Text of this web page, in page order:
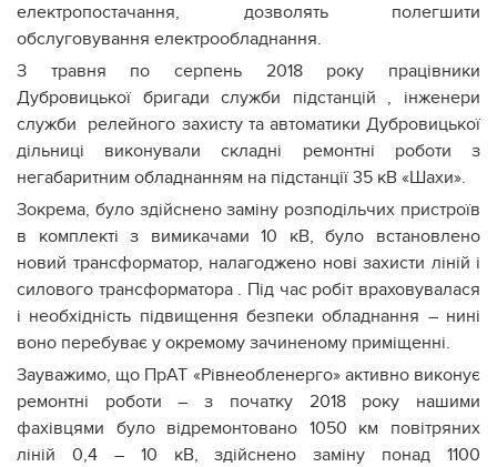
електропостачання, дозволять полегшити
обслуговування електрообладнання.
З травня по серпень 2018 року працівники
Дубровицької бригади служби підстанцій , інженери
служби релейного захисту та автоматики Дубровицької
дільниці виконували складні ремонтні роботи з
негабаритним обладнанням на підстанції 35 кВ «Шахи».
Зокрема, було здійснено заміну розподільчих пристроїв
в комплекті з вимикачами 10 кВ, було встановлено
новий трансформатор, налагоджено нові захисти ліній і
силового трансформатора . Під час робіт враховувалася
і необхідність підвищення безпеки обладнання – нині
воно перебуває у окремому зачиненому приміщенні.
Зауважимо, що ПрАТ «Рівнеобленерго» активно виконує
ремонтні роботи – з початку 2018 року нашими
фахівцями було відремонтовано 1050 км повітряних
ліній 0,4 – 10 кВ, здійснено заміну понад 1100